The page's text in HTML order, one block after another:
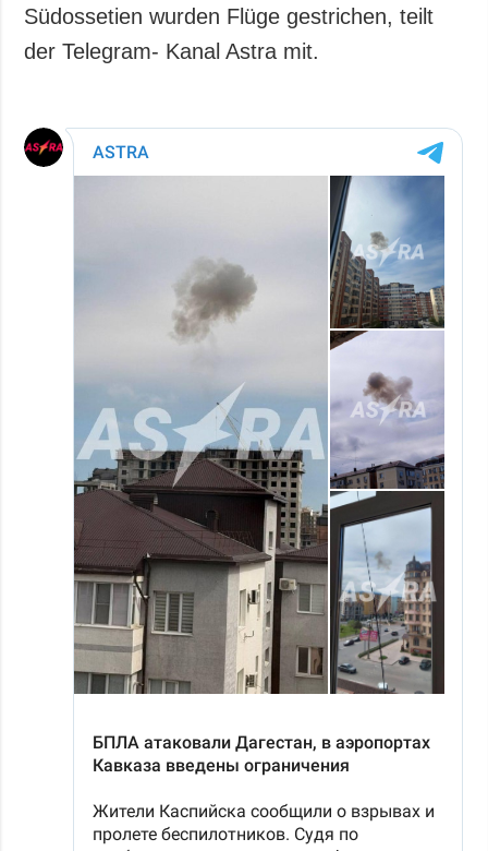
Südossetien wurden Flüge gestrichen, teilt
der Telegram- Kanal Astra mit.